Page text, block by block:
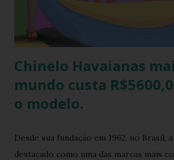
Chinelo Havaianas
mundo custa
o modelo.
Desde sua fundação em 1962, no Brasil,
destacado como uma das marcas mais